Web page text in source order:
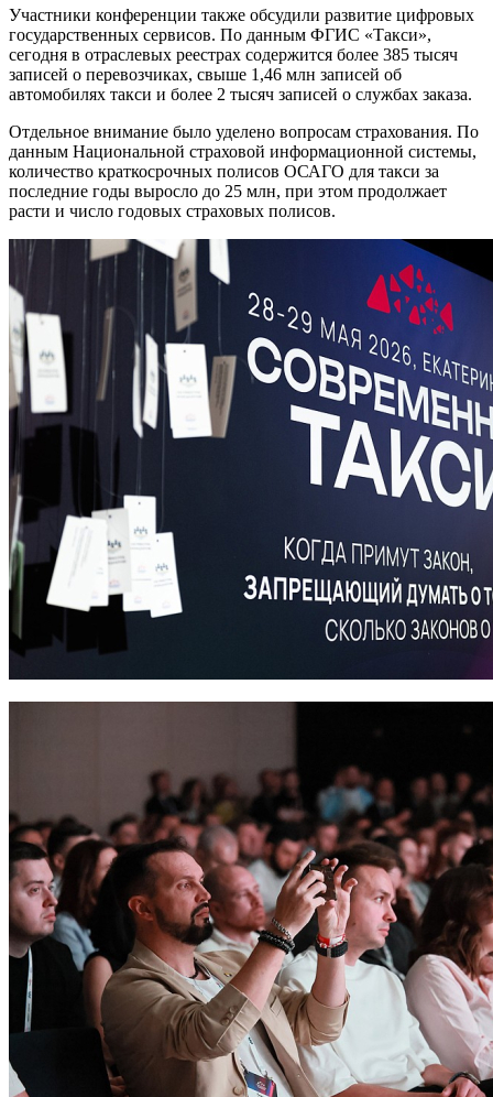
Участники конференции также обсудили развитие цифровых
государственных сервисов. По данным ФГИС «Такси»,
сегодня в отраслевых реестрах содержится более 385 тысяч
записей о перевозчиках, свыше 1,46 млн записей об
автомобилях такси и более 2 тысяч записей о службах заказа.
Отдельное внимание было уделено вопросам страхования. По
данным Национальной страховой информационной системы,
количество краткосрочных полисов ОСАГО для такси за
последние годы выросло до 25 млн, при этом продолжает
расти и число годовых страховых полисов.